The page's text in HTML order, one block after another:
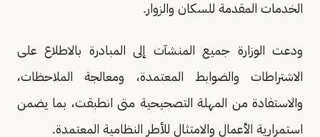
الخدمات المقدمة للسكان والزوار.
ودعت الوزارة جميع المنشآت إلى المبادرة بالاطلاع على
الاشتراطات والضوابط المعتمدة، ومعالجة الملاحظات،
والاستفادة من المهلة التصحيحية متى انطبقت، بما يضمن
استمرارية الأعمال والامتثال للأطر النظامية المعتمدة.